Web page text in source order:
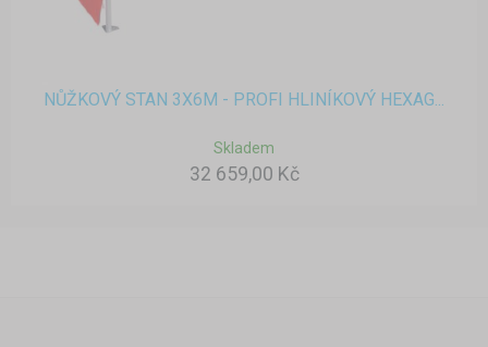
NŮŽKOVÝ STAN 3X6M - PROFI HLINÍKOVÝ HEXAG...
Skladem
32 659,00 Kč